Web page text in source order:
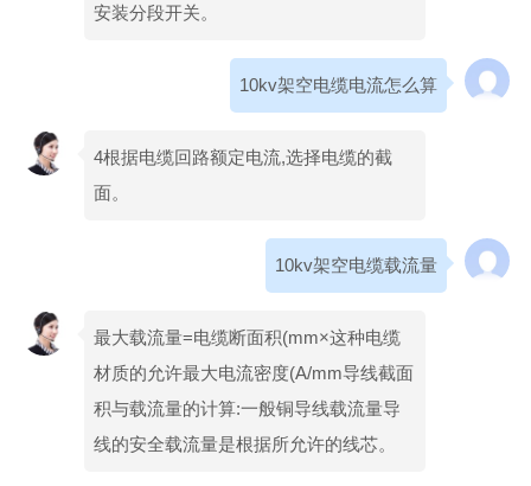
安装分段开关。
10kv架空电缆电流怎么算
4根据电缆回路额定电流,选择电缆的截
面。
10kv架空电缆载流量
最大载流量=电缆断面积(mm×这种电缆
材质的允许最大电流密度(A/mm导线截面
积与载流量的计算:一般铜导线载流量导
线的安全载流量是根据所允许的线芯。